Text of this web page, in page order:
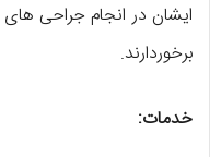
ایشان در انجام جراحی های
برخوردارند.
خدمات: